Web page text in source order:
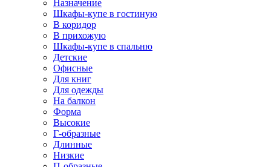
Назначение
Шкафы-купе в гостиную
В коридор
В прихожую
Шкафы-купе в спальню
Детские
Офисные
Для книг
Для одежды
На балкон
Форма
Высокие
Г-образные
Длинные
Низкие